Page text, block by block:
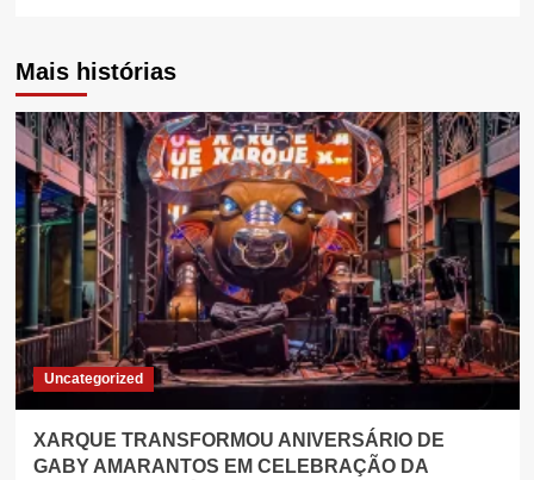
Mais histórias
Uncategorized
XARQUE TRANSFORMOU ANIVERSÁRIO DE
GABY AMARANTOS EM CELEBRAÇÃO DA